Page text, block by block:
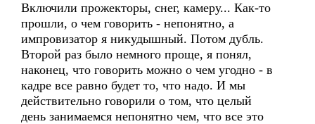
Включили прожекторы, снег, камеру... Как-то
прошли, о чем говорить - непонятно, а
импровизатор я никудышный. Потом дубль.
Второй раз было немного проще, я понял,
наконец, что говорить можно о чем угодно - в
кадре все равно будет то, что надо. И мы
действительно говорили о том, что целый
день занимаемся непонятно чем, что все это